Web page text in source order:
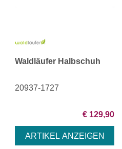
Waldläufer Halbschuh
20937-1727
€ 129,90